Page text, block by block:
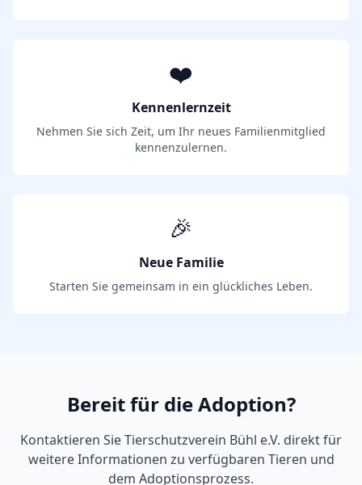
❤️
Kennenlernzeit
Nehmen Sie sich Zeit, um Ihr neues Familienmitglied
kennenzulernen.
🎉
Neue Familie
Starten Sie gemeinsam in ein glückliches Leben.
Bereit für die Adoption?
Kontaktieren SieTierschutzverein Bühl e.V. direkt für
weitere Informationen zu verfügbaren Tieren und
dem Adoptionsprozess.